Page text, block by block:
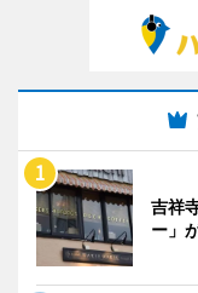
吉祥
ー」